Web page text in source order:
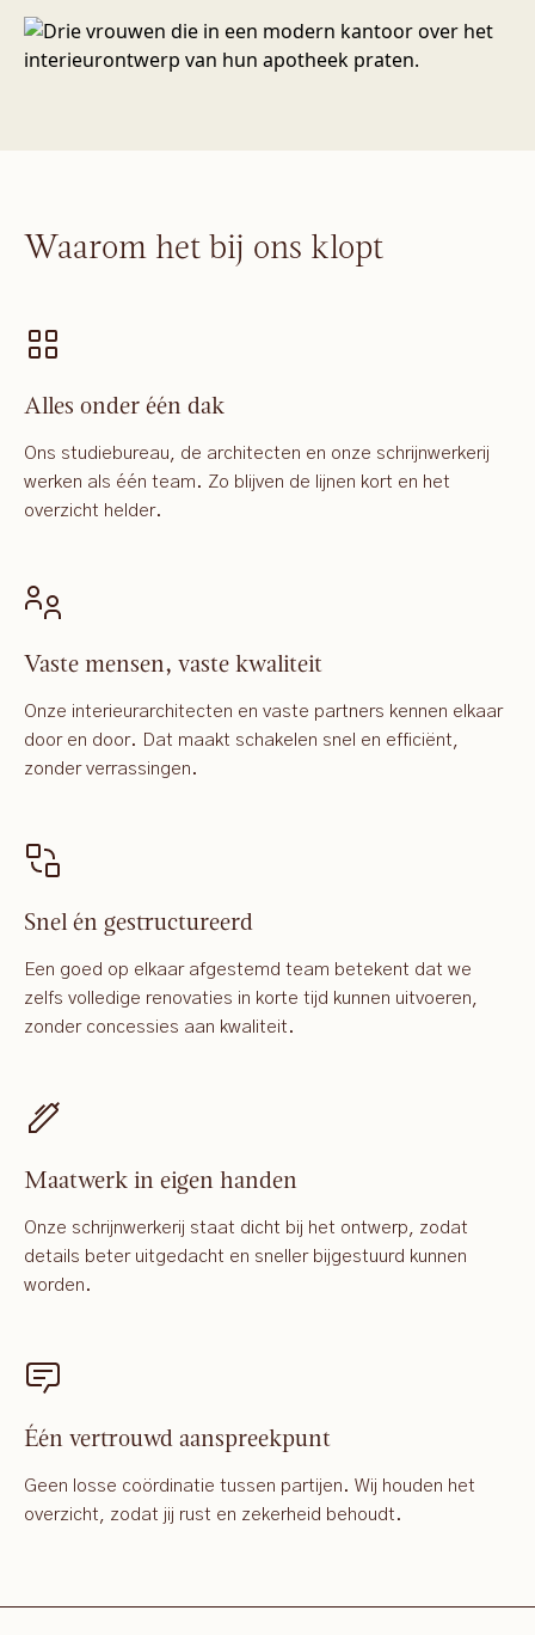
Waarom het bij ons klopt
Alles onder één dak
Ons studiebureau, de architecten en onze schrijnwerkerij
werken als één team. Zo blijven de lijnen kort en het
overzicht helder.
Vaste mensen, vaste kwaliteit
Onze interieurarchitecten en vaste partners kennen elkaar
door en door. Dat maakt schakelen snel en efficiënt,
zonder verrassingen.
Snel én gestructureerd
Een goed op elkaar afgestemd team betekent dat we
zelfs volledige renovaties in korte tijd kunnen uitvoeren,
zonder concessies aan kwaliteit.
Maatwerk in eigen handen
Onze schrijnwerkerij staat dicht bij het ontwerp, zodat
details beter uitgedacht en sneller bijgestuurd kunnen
worden.
Één vertrouwd aanspreekpunt
Geen losse coördinatie tussen partijen. Wij houden het
overzicht, zodat jij rust en zekerheid behoudt.